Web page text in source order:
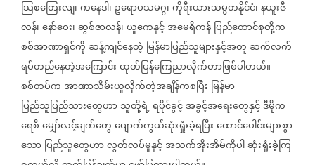
သြစတြေးလျ၊ကနေဒါ၊ ဥရောပသမဂ္ဂ၊ကိုရီးယားသမ္မတနိုင်ငံ၊နယူးဇီ
လန်၊နော်ဝေး၊ဆွစ်ဇာလန်၊ယူကေနှင့်အမေရိကန်ပြည်ထောင်စုတို့က
စစ်အာဏာရှင်ကိုဆန့်ကျင်နေတဲ့ မြန်မာပြည်သူများနှင့်အတူဆက်လက်
ရပ်တည်နေတဲ့အကြောင်းထုတ်ပြန်ကြေညာလိုက်တာဖြစ်ပါတယ်။
စစ်တပ်ကအာဏာသိမ်းယူလိုက်တဲ့အချိန်ကစပြီး မြန်မာ
ပြည်သူပြည်သားတွေဟာသူတို့ရဲ့ရပိုင်ခွင့်အခွင့်အရေးတွေနှင့်ဒီမိုက
ရေစီမျှော်လင့်ချက်တွေပျောက်ကွယ်ဆုံးရှုံးခဲ့ရပြီးထောင်ပေါင်းများစွာ
သောပြည်သူတွေဟာလွတ်လပ်မှုနှင့်အသက်အိုးအိမ်ကိုပါဆုံးရှုံးခဲ့ကြ